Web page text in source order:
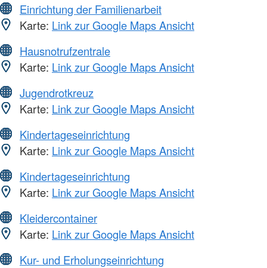
Einrichtung der Familienarbeit
Karte: Link zur Google Maps Ansicht
Hausnotrufzentrale
Karte: Link zur Google Maps Ansicht
Jugendrotkreuz
Karte: Link zur Google Maps Ansicht
Kindertageseinrichtung
Karte: Link zur Google Maps Ansicht
Kindertageseinrichtung
Karte: Link zur Google Maps Ansicht
Kleidercontainer
Karte: Link zur Google Maps Ansicht
Kur- und Erholungseinrichtung